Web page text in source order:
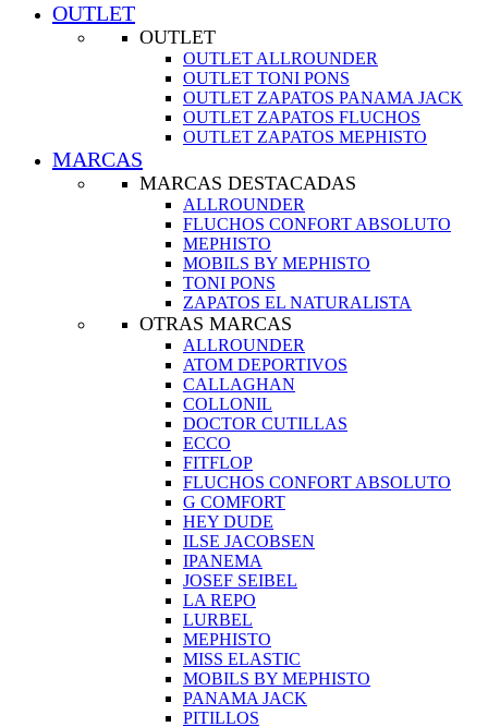
OUTLET
OUTLET
OUTLET ALLROUNDER
OUTLET TONI PONS
OUTLET ZAPATOS PANAMA JACK
OUTLET ZAPATOS FLUCHOS
OUTLET ZAPATOS MEPHISTO
MARCAS
MARCAS DESTACADAS
ALLROUNDER
FLUCHOS CONFORT ABSOLUTO
MEPHISTO
MOBILS BY MEPHISTO
TONI PONS
ZAPATOS EL NATURALISTA
OTRAS MARCAS
ALLROUNDER
ATOM DEPORTIVOS
CALLAGHAN
COLLONIL
DOCTOR CUTILLAS
ECCO
FITFLOP
FLUCHOS CONFORT ABSOLUTO
G COMFORT
HEY DUDE
ILSE JACOBSEN
IPANEMA
JOSEF SEIBEL
LA REPO
LURBEL
MEPHISTO
MISS ELASTIC
MOBILS BY MEPHISTO
PANAMA JACK
PITILLOS